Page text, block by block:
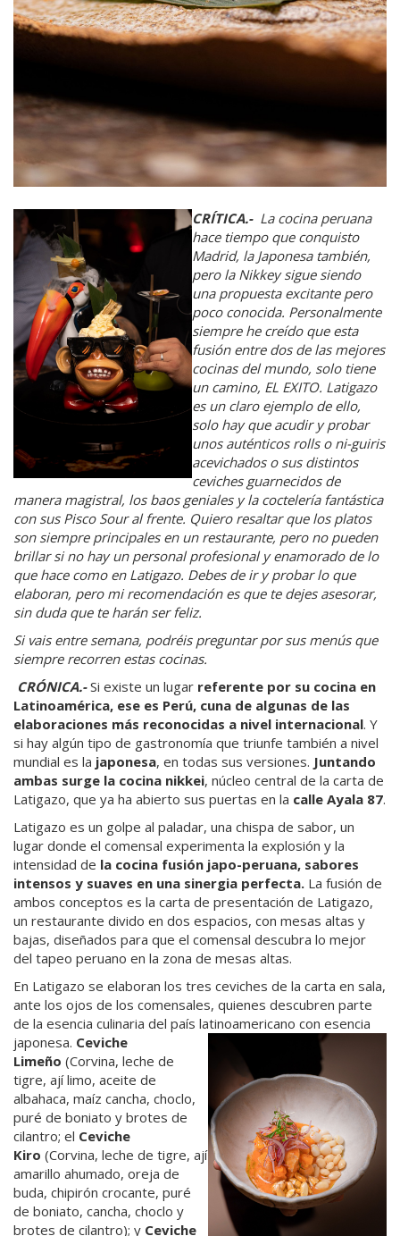
CRÍTICA.- La cocina peruana
hace tiempo que conquisto
Madrid, la Japonesa también,
pero la Nikkey sigue siendo
una propuesta excitante pero
poco conocida. Personalmente
siempre he creído que esta
fusión entre dos de las mejores
cocinas del mundo, solo tiene
un camino, EL EXITO. Latigazo
es un claro ejemplo de ello,
solo hay que acudir y probar
unos auténticos rolls o ni-guiris
acevichados o sus distintos
ceviches guarnecidos de
manera magistral, los baos geniales y la coctelería fantástica
con sus Pisco Sour al frente. Quiero resaltar que los platos
son siempre principales en un restaurante, pero no pueden
brillar si no hay un personal profesional y enamorado de lo
que hace como en Latigazo. Debes de ir y probar lo que
elaboran, pero mi recomendación es que te dejes asesorar,
sin duda que te harán ser feliz.
Si vais entre semana, podréis preguntar por sus menús que
siempre recorren estas cocinas.
CRÓNICA.-Si existe un lugar referente por su cocina en
Latinoamérica, ese es Perú, cuna de algunas de las
elaboraciones más reconocidas a nivel internacional. Y
si hay algún tipo de gastronomía que triunfe también a nivel
mundial es la japonesa, en todas sus versiones. Juntando
ambas surge la cocina nikkei, núcleo central de la carta de
Latigazo, que ya ha abierto sus puertas en la calle Ayala 87.
Latigazo es un golpe al paladar, una chispa de sabor, un
lugar donde el comensal experimenta la explosión y la
intensidad de la cocina fusión japo-peruana, sabores
intensos y suaves en una sinergia perfecta. La fusión de
ambos conceptos es la carta de presentación de Latigazo,
un restaurante divido en dos espacios, con mesas altas y
bajas, diseñados para que el comensal descubra lo mejor
del tapeo peruano en la zona de mesas altas.
En Latigazo se elaboran los tres ceviches de la carta en sala,
ante los ojos de los comensales, quienes descubren parte
de la esencia culinaria del país latinoamericano con esencia
japonesa. Ceviche
Limeño (Corvina, leche de
tigre, ají limo, aceite de
albahaca, maíz cancha, choclo,
puré de boniato y brotes de
cilantro; el Ceviche
Kiro (Corvina, leche de tigre, ají
amarillo ahumado, oreja de
buda, chipirón crocante, puré
de boniato, cancha, choclo y
brotes de cilantro); y Ceviche